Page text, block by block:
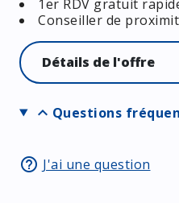
1er RDV gratuit
Conseiller de
Détails de l'offre
expand_more Questions
help_outline J'ai une question